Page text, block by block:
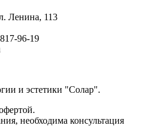
Ленина, 113
96-19
и эстетики "Солар".
необходима консультация